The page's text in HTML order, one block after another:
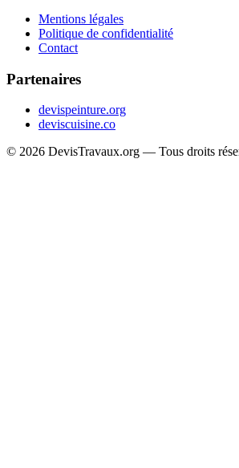
Mentions légales
Politique de confidentialité
Contact
Partenaires
devispeinture.org
deviscuisine.co
© 2026 DevisTravaux.org — Tous droits